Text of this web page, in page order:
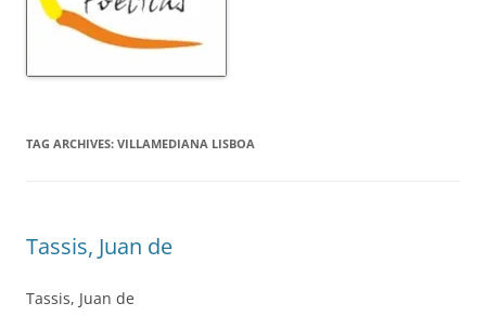
TAG ARCHIVES: VILLAMEDIANA LISBOA
Tassis, Juan de
Tassis, Juan de